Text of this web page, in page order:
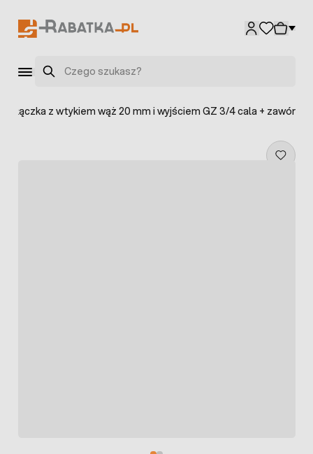
Szukaj
Złączka z wtykiem wąż 20 mm i wyjściem GZ 3/4 cala + zawór